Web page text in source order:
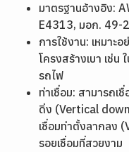
มาตรฐานอ้างอิง:
E4313, มอก. 49-
การใช้งาน: เหมาะ
โครงสร้างเบา เช่น
รถไฟ
ท่าเชื่อม: สามารถเ
ดิ่ง (Vertical
เชื่อมท่าตั้งลากลง
รอยเชื่อมที่สวยงาม